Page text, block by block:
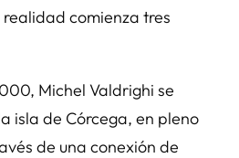
comienza tres
Michel Valdrighi se
isla de Córcega, en pleno
de una conexión de